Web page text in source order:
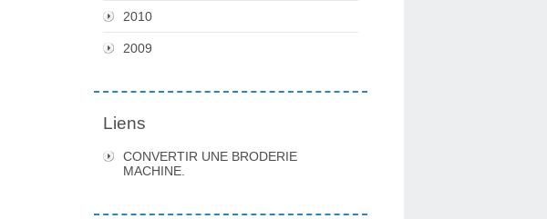
2010
2009
Liens
CONVERTIR UNE BRODERIE
MACHINE.